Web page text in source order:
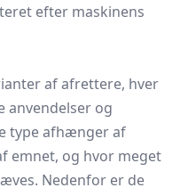
efter maskinens
af afrettere, hver
anvendelser og
type afhænger af
emnet, og hvor meget
Nedenfor er de